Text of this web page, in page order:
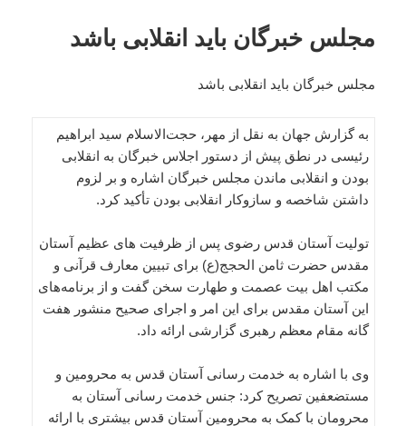
مجلس خبرگان باید انقلابی باشد
مجلس خبرگان باید انقلابی باشد
به گزارش جهان به نقل از مهر، حجت‌الاسلام سید ابراهیم
رئیسی در نطق پیش از دستور اجلاس خبرگان به انقلابی
بودن و انقلابی ماندن مجلس خبرگان اشاره و بر لزوم
داشتن شاخصه و سازوکار انقلابی بودن تأکید کرد.
تولیت آستان قدس رضوی پس از ظرفیت های عظیم آستان
مقدس حضرت ثامن الحجج(ع) برای تبیین معارف قرآنی و
مکتب اهل بیت عصمت و طهارت سخن گفت و از برنامه‌های
این آستان مقدس برای این امر و اجرای صحیح منشور هفت
گانه مقام معظم رهبری گزارشی ارائه داد.
وی با اشاره به خدمت رسانی آستان قدس به محرومین و
مستضعفین تصریح کرد: جنس خدمت رسانی آستان به
محرومان با کمک به محرومین آستان قدس بیشتری با ارائه